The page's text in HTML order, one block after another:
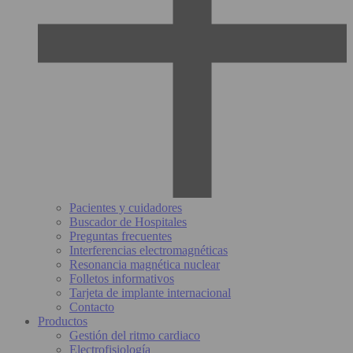
Pacientes y cuidadores
Buscador de Hospitales
Preguntas frecuentes
Interferencias electromagnéticas
Resonancia magnética nuclear
Folletos informativos
Tarjeta de implante internacional
Contacto
Productos
Gestión del ritmo cardiaco
Electrofisiología